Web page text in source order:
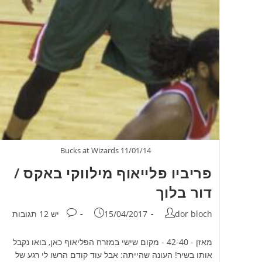
Bucks at Wizards 11/01/14
פריביו פלייאוף מילווקי באקס /
דור בלוך
מחבר:
dor bloch פורסם:
15/04/2017 תגובות:
יש 12 תגובות
מאזן - 42-40 - מקום שישי במזרח הפליאוף כאן, בואו נקבל
אותו בשיר! העונה שהייתה: אבל עוד קודם הרשו לי רגע של